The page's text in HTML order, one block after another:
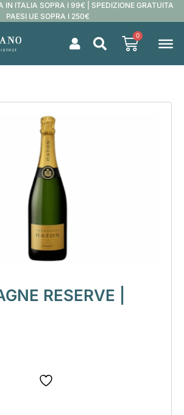
IN ITALIA SOPRA I 99€ | SPEDIZIONE GRATUITA
PAESI UE SOPRA I 250€
0
RESERVE |